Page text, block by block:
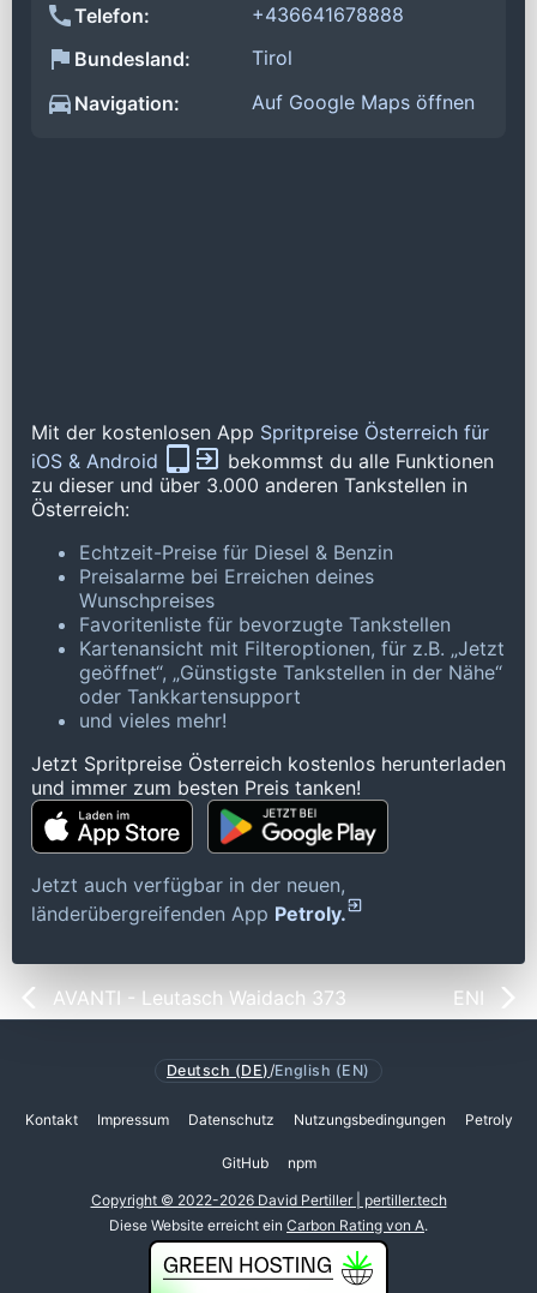
Telefon:
+436641678888
Bundesland:
Tirol
Navigation:
Auf Google Maps öffnen
Mit der kostenlosen App Spritpreise Österreich für
iOS & Android
bekommst du alle Funktionen
zu dieser und über 3.000 anderen Tankstellen in
Österreich:
Echtzeit-Preise für Diesel & Benzin
Preisalarme bei Erreichen deines
Wunschpreises
Favoritenliste für bevorzugte Tankstellen
Kartenansicht mit Filteroptionen, für z.B. „Jetzt
geöffnet“, „Günstigste Tankstellen in der Nähe“
oder Tankkartensupport
und vieles mehr!
Jetzt Spritpreise Österreich kostenlos herunterladen
und immer zum besten Preis tanken!
Jetzt auch verfügbar in der neuen,
länderübergreifenden App Petroly.
AVANTI - Leutasch Waidach 373 ENI
Deutsch (DE)/English (EN)
Kontakt Impressum Datenschutz Nutzungsbedingungen Petroly
GitHub npm
Copyright © 2022-2026 David Pertiller | pertiller.tech
Diese Website erreicht ein Carbon Rating von A.